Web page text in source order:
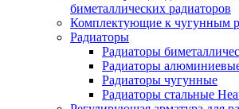
биметаллических радиаторов
Комплектующие к чугунным
Радиаторы
Радиаторы
Радиаторы
Радиаторы чугунные
Радиаторы стальные